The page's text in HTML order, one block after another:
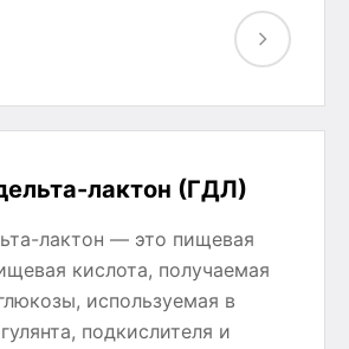
лактон (ГДЛ)
лактон — это пищевая
кислота, получаемая
используемая в
подкислителя и